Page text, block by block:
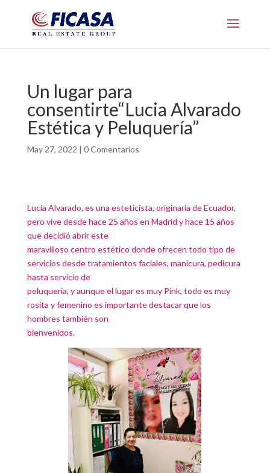
Un lugar para
consentirte“Lucia Alvarado
Estética y Peluquería”
May 27, 2022 | 0 Comentarios
Lucia Alvarado, es una esteticista, originaria de Ecuador,
pero vive desde hace 25 años en Madrid y hace 15 años
que decidió abrir este
maravilloso centro estético donde ofrecen todo tipo de
servicios desde tratamientos faciales, manicura, pedicura
hasta servicio de
peluquería, y aunque el lugar es muy Pink, todo es muy
rosita y femenino es importante destacar que los
hombres también son
bienvenidos.